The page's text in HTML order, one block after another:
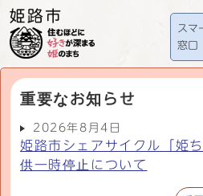
スマ
窓口
重要なお知らせ
2026年8月4日
姫路市シェアサイクル「姫
供一時停止について